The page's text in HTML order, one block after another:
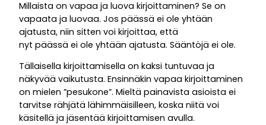
Millaista on vapaa ja luova kirjoittaminen? Se on
vapaata ja luovaa. Jos päässä ei ole yhtään
ajatusta, niin sitten voi kirjoittaa, että
nyt päässä ei ole yhtään ajatusta. Sääntöjä ei ole.
Tällaisella kirjoittamisella on kaksi tuntuvaa ja
näkyvää vaikutusta. Ensinnäkin vapaa kirjoittaminen
on mielen ”pesukone”. Mieltä painavista asioista ei
tarvitse rähjätä lähimmäisilleen, koska niitä voi
käsitellä ja jäsentää kirjoittamisen avulla.